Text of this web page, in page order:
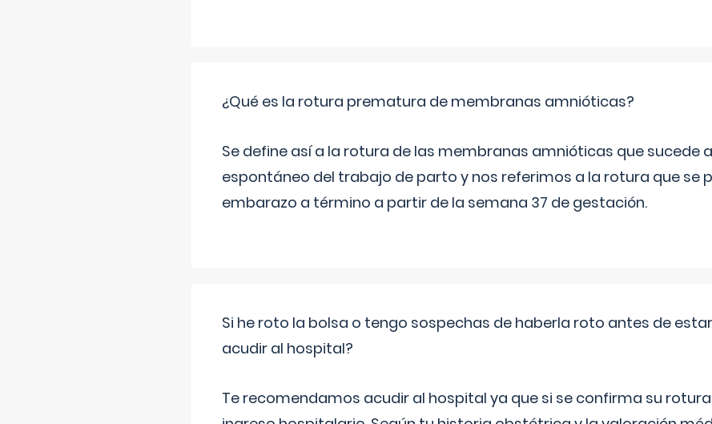
¿Qué es la rotura prematura de membranas amnióticas?
Se define así a la rotura de las membranas amnióticas que sucede
espontáneo del trabajo de parto y nos referimos a la rotura que se
embarazo a término a partir de la semana 37 de gestación.
Si he roto la bolsa o tengo sospechas de haberla roto antes de
acudir al hospital?
Te recomendamos acudir al hospital ya que si se confirma su